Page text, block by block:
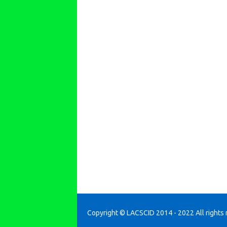
Copyright © LACSCID 2014 - 2022 All rights